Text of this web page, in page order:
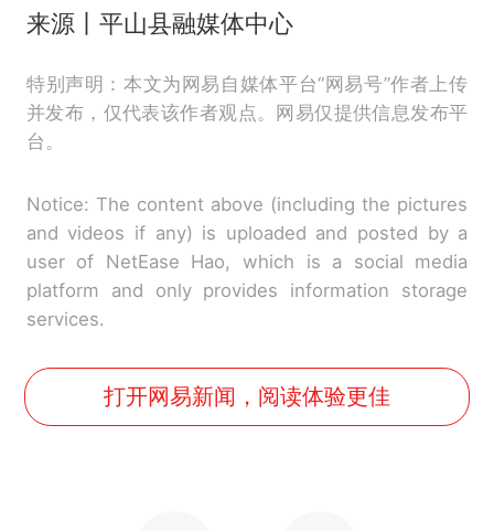
来源丨平山县融媒体中心
特别声明：本文为网易自媒体平台“网易号”作者上传
并发布，仅代表该作者观点。网易仅提供信息发布平
台。
Notice: The content above (including the pictures
and videos if any) is uploaded and posted by a
user of NetEase Hao, which is a social media
platform and only provides information storage
services.
打开网易新闻，阅读体验更佳